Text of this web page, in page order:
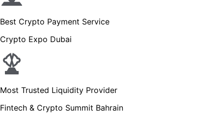
Best Crypto Payment Service
Crypto Expo Dubai
Most Trusted Liquidity Provider
Fintech & Crypto Summit Bahrain